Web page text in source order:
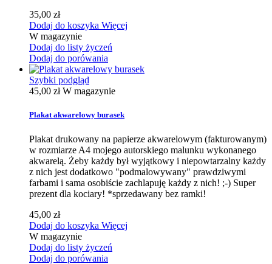
35,00 zł
Dodaj do koszyka Więcej
W magazynie
Dodaj do listy życzeń
Dodaj do porówania
Szybki podgląd
45,00 złW magazynie
Plakat akwarelowy burasek
Plakat drukowany na papierze akwarelowym (fakturowanym)
w rozmiarze A4 mojego autorskiego malunku wykonanego
akwarelą. Żeby każdy był wyjątkowy i niepowtarzalny każdy
z nich jest dodatkowo "podmalowywany" prawdziwymi
farbami i sama osobiście zachlapuję każdy z nich! ;-) Super
prezent dla kociary! *sprzedawany bez ramki!
45,00 zł
Dodaj do koszyka Więcej
W magazynie
Dodaj do listy życzeń
Dodaj do porówania